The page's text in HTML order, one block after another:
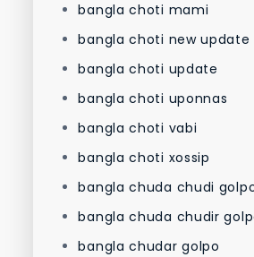
bangla choti mami
bangla choti new update
bangla choti update
bangla choti uponnas
bangla choti vabi
bangla choti xossip
bangla chuda chudi
bangla chuda chudir
bangla chudar golpo